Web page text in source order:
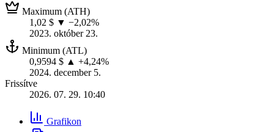
Maximum (ATH)
1,02 $ ▼ −2,02%
2023. október 23.
Minimum (ATL)
0,9594 $ ▲ +4,24%
2024. december 5.
Frissítve
2026. 07. 29. 10:40
Grafikon